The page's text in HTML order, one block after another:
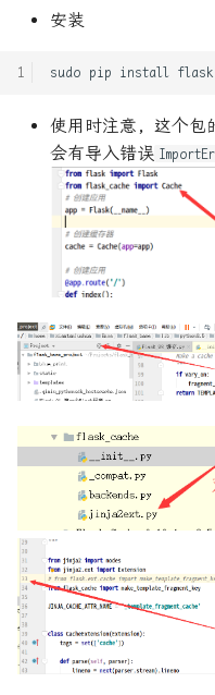
mac编译自己的emacs
mac编译自己的无界面
mac配置 rcore开发环境
python_functools模块实
函数调用缓存
python爬虫实现百度翻译
具
python给pdf的指定页添
片到指定位置
redis连接报错:MISCONF
Redis is configured to
save RDB snapshots
rust中的NIX库介绍
Rust中的零成本抽象
Rust使用SIMD进行加速计算
Rust使用musl静态编译
Rust实战内存缺页检测
Rust标准库: alloc
Rust的Pin与Unpin
Rust进程通信-管道
Seccomp, BPF与容器安全
Seccomp中文手册
Seccomp从0到1
Seccomp简单的使用
c++拾遗=右值, move, 转
go语言交叉编译
安装
sudo pip install flask
使用时注意, 这个包
会有导入错误